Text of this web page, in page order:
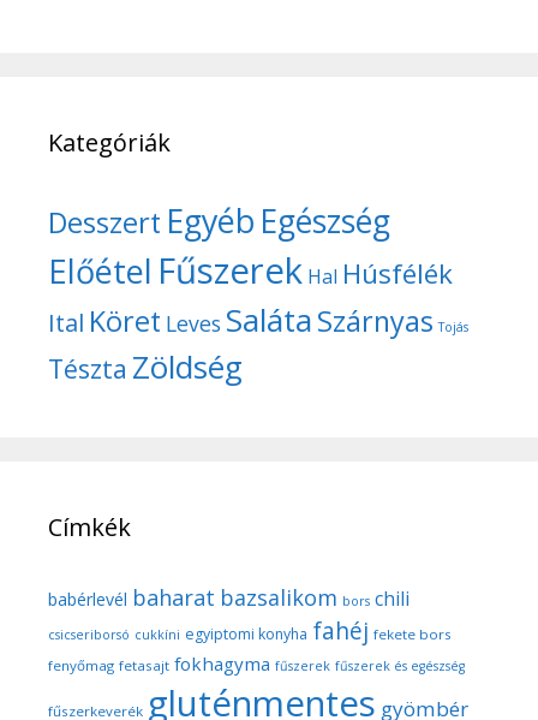
Kategóriák
Desszert Egyéb Egészség
Előétel Fűszerek Hal Húsfélék
Ital Köret Leves SalátaSzárnyas Tojás
Tészta Zöldség
Címkék
babérlevél baharat bazsalikom bors chili
csicseriborsó cukkíni egyiptomi konyha fahéj fekete bors
fenyőmag fetasajt fokhagyma fűszerek fűszerek és egészség
fűszerkeverék gluténmentes gyömbér